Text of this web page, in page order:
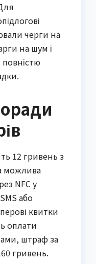
черги на
на шум і
повністю
12 гривень з
можлива
NFC у
або
квитки
оплати
штраф за
гривень.